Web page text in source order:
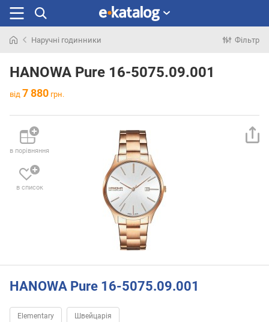
раніше
Наручні годинники Фільтр
HANOWA Pure 16-5075.09.001
від 7 880 грн.
в порівняння
в список
HANOWA Pure 16-5075.09.001
Elementary Швейцарія